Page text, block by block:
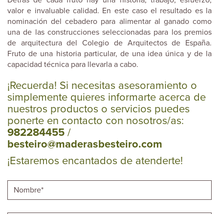
valor e invaluable calidad. En este caso el resultado es la
nominación del cebadero para alimentar al ganado como
una de las construcciones seleccionadas para los premios
de arquitectura del Colegio de Arquitectos de España.
Fruto de una historia particular, de una idea única y de la
capacidad técnica para llevarla a cabo.
¡Recuerda! Si necesitas asesoramiento o
simplemente quieres informarte acerca de
nuestros productos o servicios puedes
ponerte en contacto con nosotros/as:
982284455 /
besteiro@maderasbesteiro.com
¡Estaremos encantados de atenderte!